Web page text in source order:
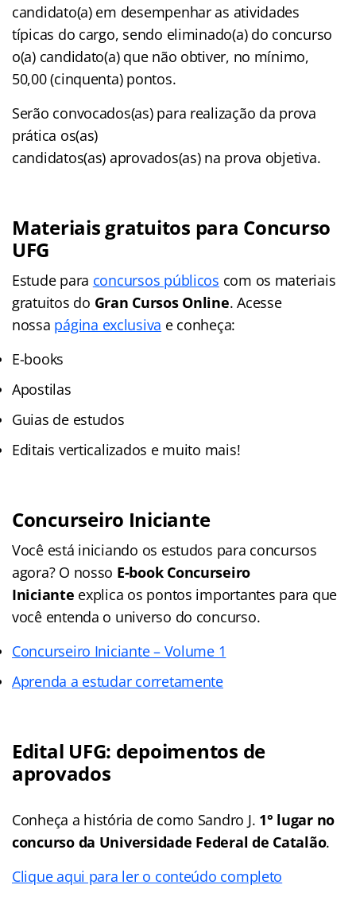
candidato(a) em desempenhar as atividades
típicas do cargo, sendo eliminado(a) do concurso
o(a) candidato(a) que não obtiver, no mínimo,
50,00 (cinquenta) pontos.
Serão convocados(as) para realização da prova
prática os(as)
candidatos(as) aprovados(as) na prova objetiva.
Materiais gratuitos para Concurso
UFG
Estude para concursos públicos com os materiais
gratuitos do Gran Cursos Online. Acesse
nossa página exclusiva e conheça:
E-books
Apostilas
Guias de estudos
Editais verticalizados e muito mais!
Concurseiro Iniciante
Você está iniciando os estudos para concursos
agora? O nosso E-book Concurseiro
Iniciante explica os pontos importantes para que
você entenda o universo do concurso.
Concurseiro Iniciante – Volume 1
Aprenda a estudar corretamente
Edital UFG: depoimentos de
aprovados
Conheça a história de como Sandro J. 1° lugar no
concurso da Universidade Federal de Catalão.
Clique aqui para ler o conteúdo completo